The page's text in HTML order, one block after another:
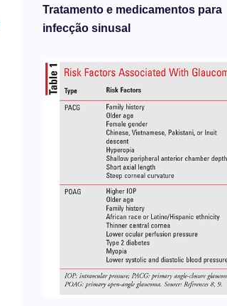
Tratamento e medicamentos para
infecção sinusal